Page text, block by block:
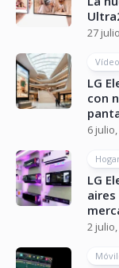
27
Vídeo
LG
con
6
LG
2